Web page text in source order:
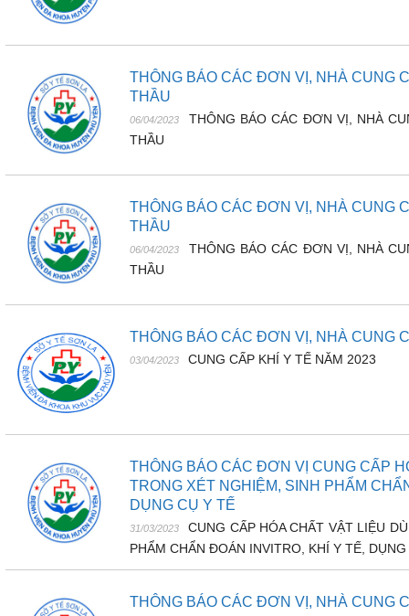
THÔNG BÁO CÁC ĐƠN VỊ, NHÀ CUNG
THẦU
06/04/2023
THÔNG BÁO CÁC ĐƠN VỊ, NHÀ
THẦU
THÔNG BÁO CÁC ĐƠN VỊ, NHÀ CUNG
THẦU
06/04/2023
THÔNG BÁO CÁC ĐƠN VỊ, NHÀ
THẦU
THÔNG BÁO CÁC ĐƠN VỊ, NHÀ CUNG
03/04/2023 CUNG CẤP KHÍ Y TẾ NĂM 2023
THÔNG BÁO CÁC ĐƠN VỊ CUNG CẤP
TRONG XÉT NGHIỆM, SINH PHẨM
DỤNG CỤ Y TẾ
31/03/2023
CUNG CẤP HÓA CHẤT VẬT LIỆU
PHẨM CHẨN ĐOÁN INVITRO, KHÍ Y TẾ,
THÔNG BÁO CÁC ĐƠN VỊ, NHÀ CUNG